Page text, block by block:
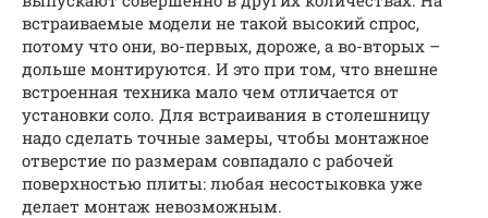
встраиваемые модели не такой высокий спрос,
потому что они, во-первых, дороже, а во-вторых –
дольше монтируются. И это при том, что внешне
встроенная техника мало чем отличается от
установки соло. Для встраивания в столешницу
надо сделать точные замеры, чтобы монтажное
отверстие по размерам совпадало с рабочей
поверхностью плиты: любая несостыковка уже
делает монтаж невозможным.